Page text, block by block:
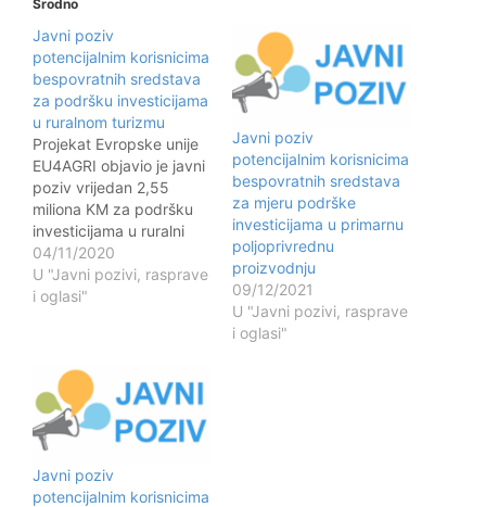
Srodno
Javni poziv
potencijalnim korisnicima
bespovratnih sredstava
za podršku investicijama
u ruralnom turizmu
Projekat Evropske unije
EU4AGRI objavio je javni
poziv vrijedan 2,55
miliona KM za podršku
investicijama u ruralni
turizam u Bosni i
Hercegovini s ciljem
razvoja ekonomskih
postojećih radnih mjesta,
te očuvanja prirodne i
kulturne baštine,
odgovarajući ujedno i na
potrebe za oporavkom…
04/11/2020
U "Javni pozivi, rasprave
i oglasi"
Javni poziv
potencijalnim korisnicima
bespovratnih sredstava
za mjeru podrške
investicijama u primarnu
poljoprivrednu
proizvodnju
09/12/2021
U "Javni pozivi, rasprave
i oglasi"
Javni poziv
potencijalnim korisnicima